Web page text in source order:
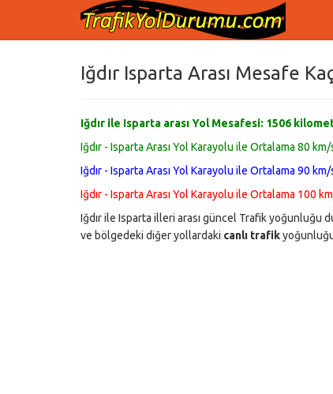
Iğdır Isparta Arası Mesafe
Iğdır ile Isparta arası Yol Mesafesi: 1506
Iğdır - Isparta Arası Yol Karayolu ile Ortalama 80
Iğdır - Isparta Arası Yol Karayolu ile Ortalama 90
Iğdır - Isparta Arası Yol Karayolu ile Ortalama 100
Iğdır ile Isparta illeri arası güncel Trafik yoğunluğu
ve bölgedeki diğer yollardaki canlı trafik